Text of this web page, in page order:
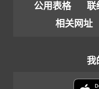
公用表格 联
相关网址
我